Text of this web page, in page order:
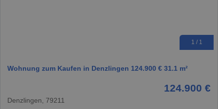
1 / 1
Wohnung zum Kaufen in Denzlingen 124.900 € 31.1 m²
124.900 €
Denzlingen, 79211